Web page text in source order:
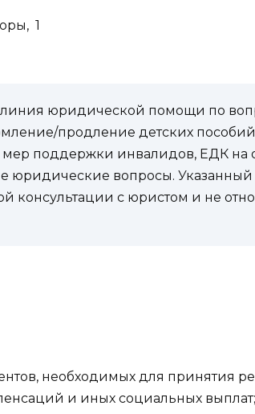
1
линия юридической помощи по
продление детских
мер поддержки инвалидов, ЕДК на
юридические вопросы. Указанный
консультации с юристом и не
необходимых для принятия
и иных социальных выплат;